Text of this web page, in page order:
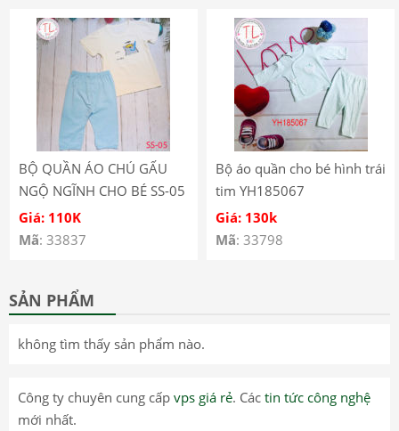
BỘ QUẦN ÁO CHÚ GẤU
NGỘ NGĨNH CHO BÉ SS-05
Giá: 110K
Mã: 33837
Bộ áo quần cho bé hình trái
tim YH185067
Giá: 130k
Mã: 33798
SẢN PHẨM
không tìm thấy sản phẩm nào.
Công ty chuyên cung cấp vps giá rẻ. Các tin tức công nghệ
mới nhất.